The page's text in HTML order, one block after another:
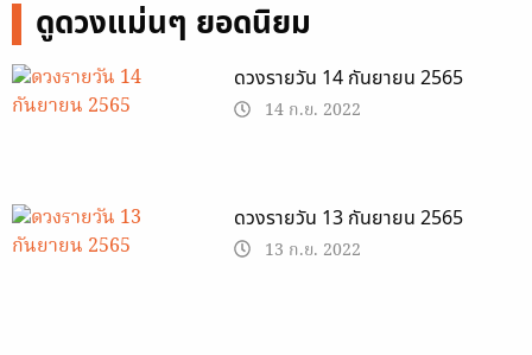
ดูดวงแม่นๆ ยอดนิยม
ดวงรายวัน 14 กันยายน 2565
14 ก.ย. 2022
ดวงรายวัน 13 กันยายน 2565
13 ก.ย. 2022